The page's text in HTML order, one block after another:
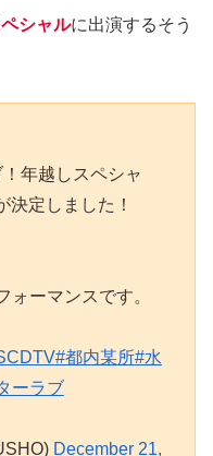
シャルに出演するそう
年越しスペシャ
定しました！
ォーマンスです。
#都内某所#水
ーラブ
December 21,